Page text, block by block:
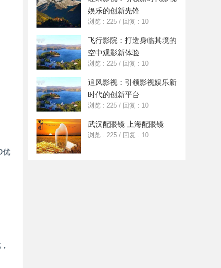
优
娱乐的创新先锋
浏览 : 225 / 回复 : 10
飞行影院：打造身临其境的
空中观影新体验
浏览 : 225 / 回复 : 10
追风影视：引领影视娱乐新
时代的创新平台
浏览 : 225 / 回复 : 10
武汉配眼镜 上海配眼镜
浏览 : 225 / 回复 : 10